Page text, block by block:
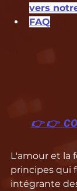
vers
FAQ
👉 👉
L'amour et la
principes qui
intégrante